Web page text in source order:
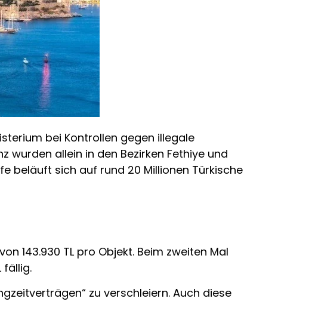
bei Kontrollen gegen illegale
allein in den Bezirken Fethiye und
beläuft sich auf rund 20 Millionen Türkische
143.930 TL pro Objekt. Beim zweiten Mal
fällig.
zu verschleiern. Auch diese